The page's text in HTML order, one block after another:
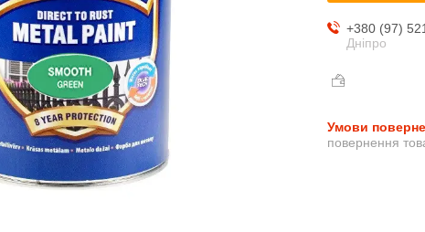
+380 (97)
Дніпро
повернення